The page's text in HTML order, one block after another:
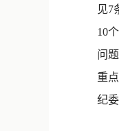
见7
10
问
重
纪委